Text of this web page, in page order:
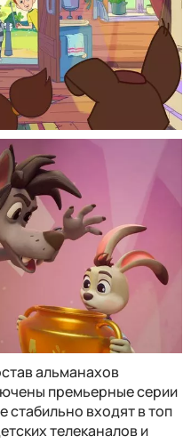
альманахов
премьерные серии
стабильно входят в топ
телеканалов и